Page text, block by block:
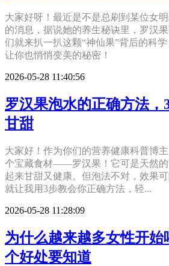
大家好呀！最近是不是总刷到某位女
的消息，据说她的养生秘诀里，罗汉
们就来扒一扒这颗“神仙果”背后的科
让你也悄悄变美的秘密！
2026-05-28 11:40:56
罗汉果泡水的正确方法，
甘甜
大家好！作为你们的营养健康科普博
个宝藏食材——罗汉果！它可是天然的
起来甘甜又健康。但泡法不对，效果
就让我用3步教会你正确方法，轻...
2026-05-28 11:28:09
为什么越来越多女性开始
个好处要知道